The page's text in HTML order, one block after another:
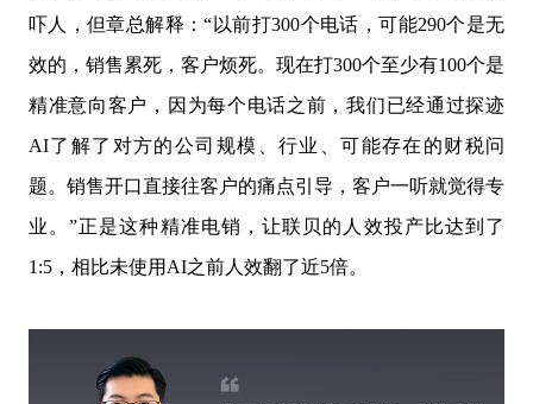
吓人，但章总解释：“以前打300个电话，可能290个是无
效的，销售累死，客户烦死。现在打300个至少有100个是
精准意向客户，因为每个电话之前，我们已经通过探迹
AI了解了对方的公司规模、行业、可能存在的财税问
题。销售开口直接往客户的痛点引导，客户一听就觉得专
业。”正是这种精准电销，让联贝的人效投产比达到了
1:5，相比未使用AI之前人效翻了近5倍。